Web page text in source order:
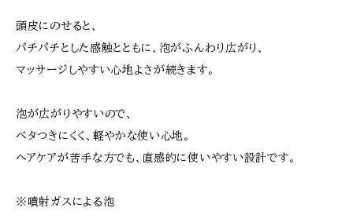
頭皮にのせると、
パチパチとした感触とともに、泡がふんわり広がり、
マッサージしやすい心地よさが続きます。
泡が広がりやすいので、
ベタつきにくく、軽やかな使い心地。
ヘアケアが苦手な方でも、直感的に使いやすい設計です。
※噴射ガスによる泡